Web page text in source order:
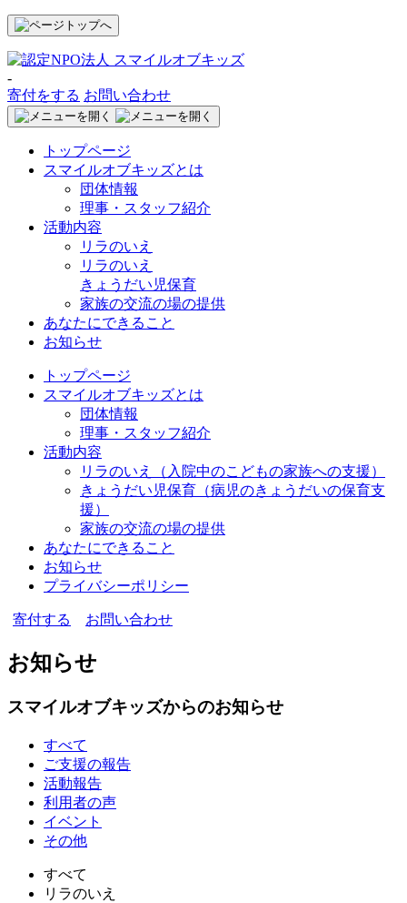
-
寄付をする お問い合わせ
トップページ
スマイルオブキッズとは
団体情報
理事・スタッフ紹介
活動内容
リラのいえ
リラのいえ
きょうだい児保育
家族の交流の場の提供
あなたにできること
お知らせ
トップページ
スマイルオブキッズとは
団体情報
理事・スタッフ紹介
活動内容
リラのいえ
（入院中のこどもの家族への支援）
きょうだい児保育 （病児のきょうだいの保育支
援）
家族の交流の場の提供
あなたにできること
お知らせ
プライバシーポリシー
寄付する お問い合わせ
お知らせ
スマイルオブキッズからのお知らせ
すべて
ご支援の報告
活動報告
利用者の声
イベント
その他
すべて
リラのいえ